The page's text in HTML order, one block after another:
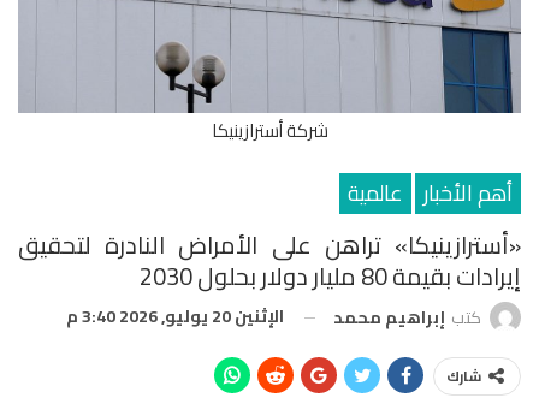
شركة أسترازينيكا
أهم الأخبار عالمية
«أسترازينيكا» تراهن على الأمراض النادرة لتحقيق
إيرادات بقيمة 80 مليار دولار بحلول 2030
كتب إبراهيم محمد الإثنين 20 يوليو, 2026 3:40 م
شارك